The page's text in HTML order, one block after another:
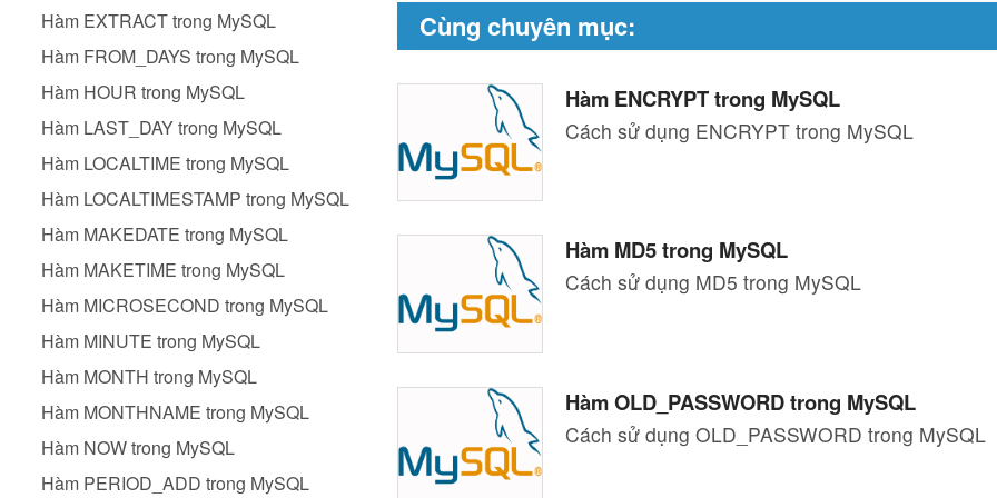
Hàm EXTRACT trong MySQL
Hàm FROM_DAYS trong MySQL
Hàm HOUR trong MySQL
Hàm LAST_DAY trong MySQL
Hàm LOCALTIME trong MySQL
Hàm LOCALTIMESTAMP trong MySQL
Hàm MAKEDATE trong MySQL
Hàm MAKETIME trong MySQL
Hàm MICROSECOND trong MySQL
Hàm MINUTE trong MySQL
Hàm MONTH trong MySQL
Hàm MONTHNAME trong MySQL
Hàm NOW trong MySQL
Hàm PERIOD_ADD trong MySQL
Cùng chuyên mục:
Hàm ENCRYPT trong MySQL
Cách sử dụng ENCRYPT trong MySQL
Hàm MD5 trong MySQL
Cách sử dụng MD5 trong MySQL
Hàm OLD_PASSWORD trong MySQL
Cách sử dụng OLD_PASSWORD trong MySQL